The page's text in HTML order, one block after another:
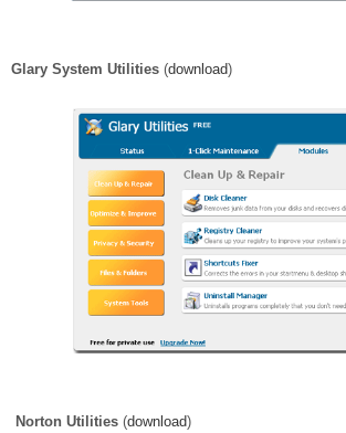
Glary System Utilities (download)
Norton Utilities (download)